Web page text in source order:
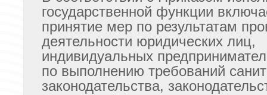
государственной функции
принятие мер по результатам
деятельности юридических лиц,
индивидуальных
по выполнению требований
законодательства,